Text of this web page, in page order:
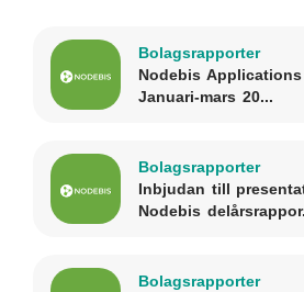
Bolagsrapporter
Nodebis
Januari-mars 20...
Bolagsrapporter
Inbjudan till
Nodebis
Bolagsrapporter